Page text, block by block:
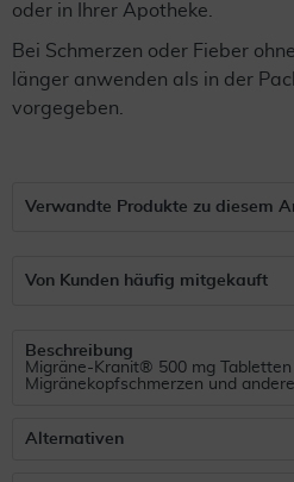
oder in Ihrer Apotheke.
Bei Schmerzen oder Fieber
länger anwenden als in der
vorgegeben.
Verwandte Produkte zu diesem
Von Kunden häufig mitgekauft
Beschreibung
Migräne-Kranit® 500 mg
Migränekopfschmerzen und
Alternativen